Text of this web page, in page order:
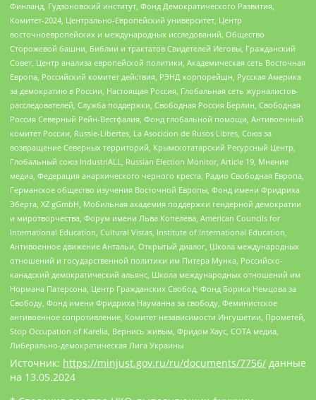
Финланд, Гудзоновский институт, Фонд Демократического Развития,
Комитет-2024, Центрально-Европейский университет, Центр
восточноевропейских и международных исследований, Общество
Сторожевой башни, Библии и трактатов Свидетелей Иеговы, Гражданский
Совет, Центр анализа европейской политики, Академическая сеть Восточная
Европа, Российский комитет действия, РЭНД корпорейшн, Русская Америка
за демократию в России, Настоящая Россия, Глобальная сеть журналистов-
расследователей, Служба поддержки, Свободная Россия Берлин, Свободная
Россия Северный Рейн-Вестфалия, Фонд глобальной помощи, Антивоенный
комитет России, Russie-Libertes, La Asocicion de Rusos Libres, Союз за
возвращение Северных территорий, Крымскотатарский Ресурсный Центр,
Глобальный союз IndustriALL, Russian Election Monitor, Article 19, Мнение
медиа, Федерация анархического черного креста, Радио Свободная Европа,
Германское общество изучения Восточной Европы, Фонд имени Фридриха
Эберта, XZ gGmbH, Мобильная академия поддержки гендерной демократии
и миротворчества, Форум имени Льва Копелева, American Councils for
International Education, Cultural Vistas, Institute of International Education,
Антивоенное движение Антальи, Открытый диалог, Школа международных
отношений и государственной политики им Питера Мунка, Российско-
канадский демократический альянс, Школа международных отношений им
Нормана Патерсона, Центр Гражданских Свобод, Фонд Бориса Немцова за
Свободу, Фонд имени Фридриха Науманна за свободу, Феминистское
антивоенное сопротивление, Комитет независимости Ингушетии, Прометей,
Stop Occupation of Karelia, Вернись живым, Фридом Хаус, СОТА медиа,
Либерально-демократическая Лига Украины
Источник: https://minjust.gov.ru/ru/documents/7756/ данные
на 13.05.2024